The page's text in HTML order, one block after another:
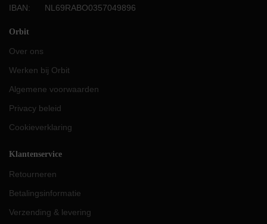
IBAN: NL69RABO0357049896
Orbit
Over ons
Werken bij Orbit
Algemene voorwaarden
Privacy beleid
Cookieverklaring
Klantenservice
Retourneren
Betalingsinformatie
Verzending & levering